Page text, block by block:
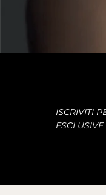
ISCRIVITI
ESCLUSIVE